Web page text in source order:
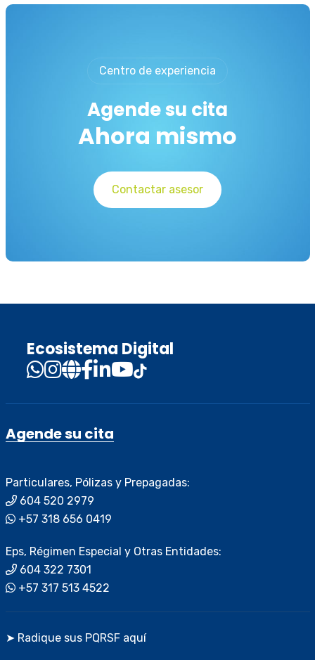
Centro de experiencia
Agende su cita
Ahora mismo
Contactar asesor
Ecosistema Digital
Agende su cita
Particulares, Pólizas y Prepagadas:
604 520 2979
+57 318 656 0419
Eps, Régimen Especial y Otras Entidades:
604 322 7301
+57 317 513 4522
➤ Radique sus PQRSF aquí